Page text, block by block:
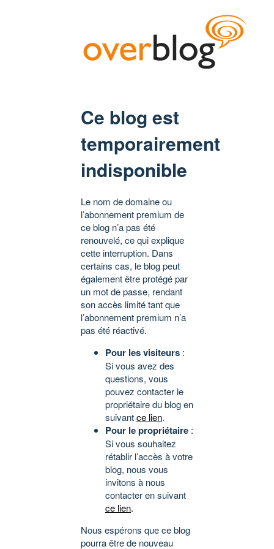
Ce blog est
temporairement
indisponible
Le nom de domaine ou
l’abonnement premium de
ce blog n’a pas été
renouvelé, ce qui explique
cette interruption. Dans
certains cas, le blog peut
également être protégé par
un mot de passe, rendant
son accès limité tant que
l’abonnement premium n’a
pas été réactivé.
Pour les visiteurs :
Si vous avez des
questions, vous
pouvez contacter le
propriétaire du blog en
suivantce lien.
Pour le propriétaire :
Si vous souhaitez
rétablir l’accès à votre
blog, nous vous
invitons à nous
contacter en suivant
ce lien.
Nous espérons que ce blog
pourra être de nouveau